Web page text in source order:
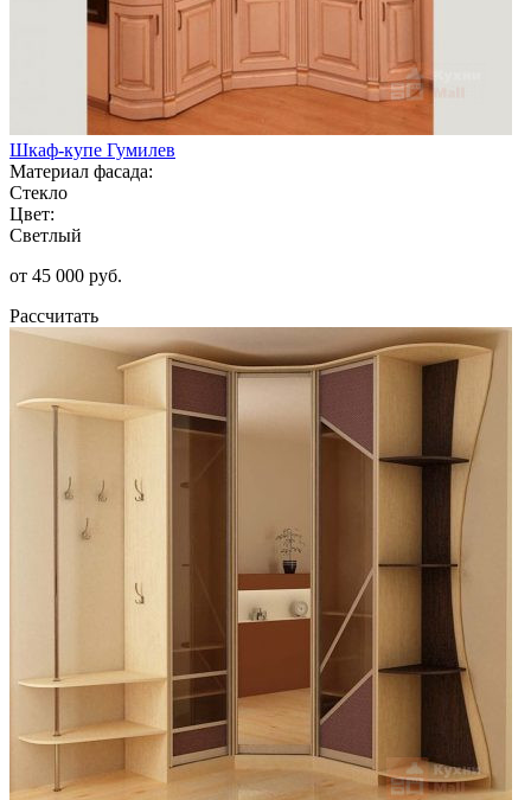
Шкаф-купе Гумилев
Материал фасада:
Стекло
Цвет:
Светлый
от 45 000 руб.
Рассчитать